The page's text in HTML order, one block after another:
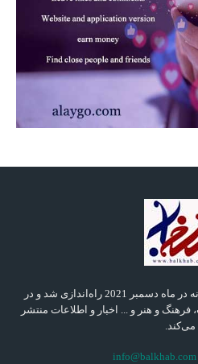
سایت بلخاب | پایگاه خبری و رسانه در ماه دسمبر 2021 راه‌اندازی شد و در
و هنر و ... اخبار و اطلاعات منتشر
می‌کند.
info@balkhab.com